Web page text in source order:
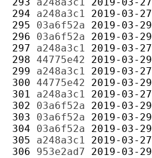
294 a248a3c1 2019-03-27
295 03a6f52a 2019-03-29
296 03a6f52a 2019-03-29
297 a248a3c1 2019-03-27
298 44775e42 2019-03-29
299 a248a3c1 2019-03-27
300 44775e42 2019-03-29
301 a248a3c1 2019-03-27
302 03a6f52a 2019-03-29
303 03a6f52a 2019-03-29
304 03a6f52a 2019-03-29
305 a248a3c1 2019-03-27
306 953e2ad7 2019-03-29